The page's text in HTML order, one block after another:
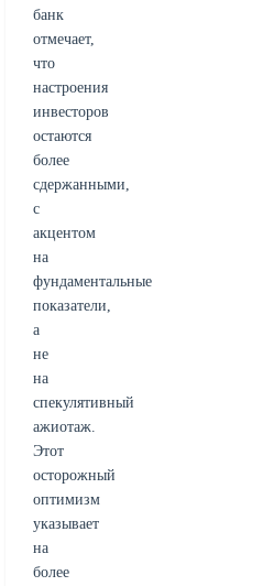
банк
отмечает,
что
настроения
инвесторов
остаются
более
сдержанными,
с
акцентом
на
фундаментальные
показатели,
а
не
на
спекулятивный
ажиотаж.
Этот
осторожный
оптимизм
указывает
на
более